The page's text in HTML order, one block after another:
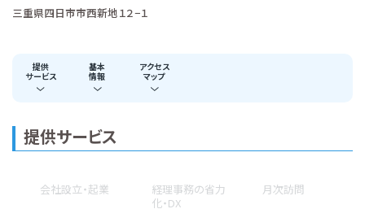
三重県四日市市西新地１２−１
提供
サービス
基本
情報
アクセス
マップ
提供サービス
会社設立・起業
経理事務の省力
化・DX
月次訪問